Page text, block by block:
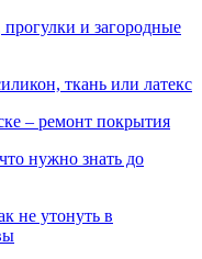
и загородные
ткань или латекс
– ремонт покрытия
нужно знать до
не утонуть в